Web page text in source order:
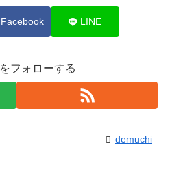
Facebook LINE
フォローする
demuchi